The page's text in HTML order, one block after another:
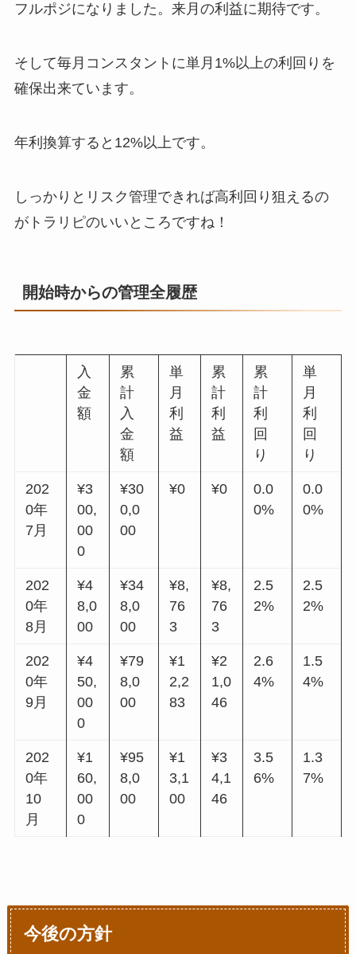
フルポジになりました。来月の利益に期待です。
そして毎月コンスタントに単月1%以上の利回りを
確保出来ています。
年利換算すると12%以上です。
しっかりとリスク管理できれば高利回り狙えるの
がトラリピのいいところですね！
開始時からの管理全履歴
入
金
額
累
計
入
金
額
単
月
利
益
累
計
利
益
累
計
利
回
り
単
月
利
回
り
202
0年
7月
¥3
00,
00
0
¥30
0,0
00
¥0 ¥0
0.0
0%
0.0
0%
202
0年
8月
¥4
8,0
00
¥34
8,0
00
¥8,
76
3
¥8,
76
3
2.5
2%
2.5
2%
202
0年
9月
¥4
50,
00
0
¥79
8,0
00
¥1
2,2
83
¥2
1,0
46
2.6
4%
1.5
4%
202
0年
10
月
¥1
60,
00
0
¥95
8,0
00
¥1
3,1
00
¥3
4,1
46
3.5
6%
1.3
7%
今後の方針